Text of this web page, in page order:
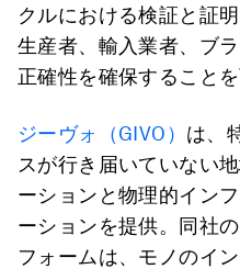
クルにおける検証と証
生産者、輸入業者、ブ
正確性を確保すること
ジーヴォ（GIVO） は、
スが行き届いていない
ーションと物理的イン
ーションを提供。同社
フォームは、モノのイ